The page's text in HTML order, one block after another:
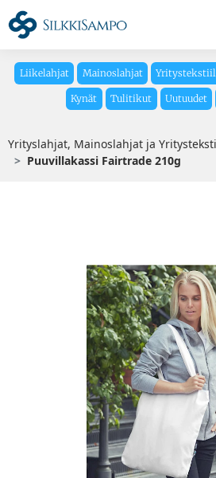
Liikelahjat Mainoslahjat
Kynät Tulitikut Uutuudet
Yrityslahjat, Mainoslahjat ja
Puuvillakassi Fairtrade 210g